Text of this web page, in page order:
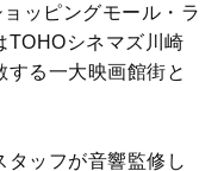
ッピングモール・ラ
TOHOシネマズ川崎
する一大映画館街と
タッフが音響監修し